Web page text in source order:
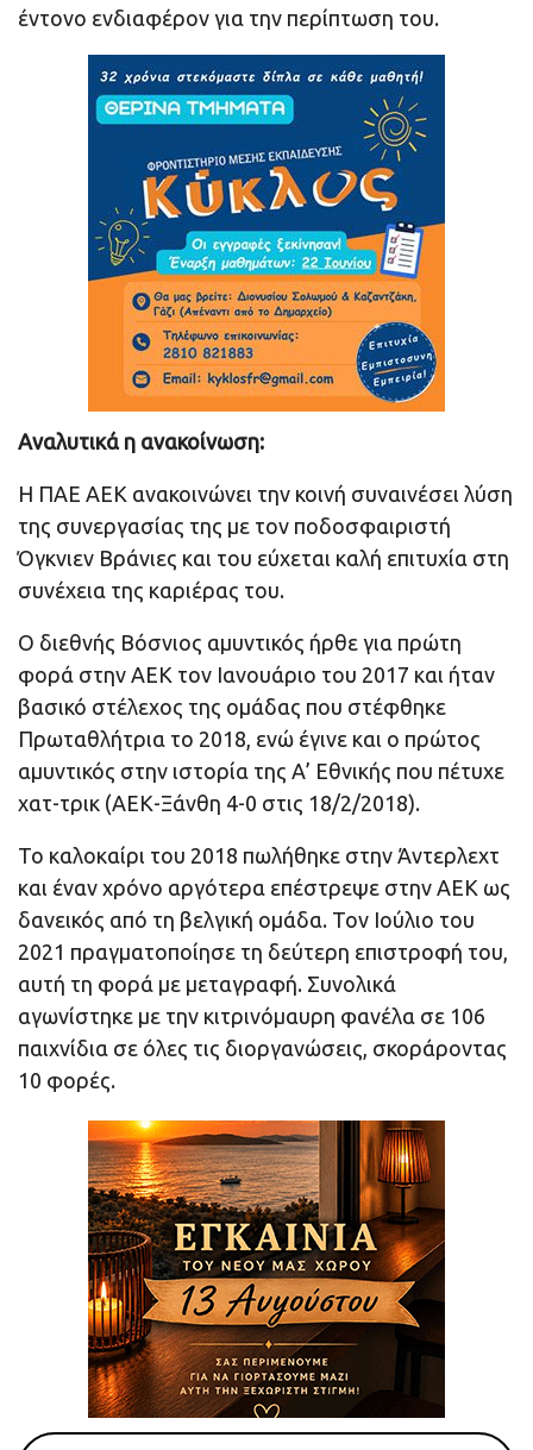
έντονο ενδιαφέρον για την περίπτωση του.
Αναλυτικά η ανακοίνωση:
Η ΠΑΕ ΑΕΚ ανακοινώνει την κοινή συναινέσει λύση
της συνεργασίας της με τον ποδοσφαιριστή
Όγκνιεν Βράνιες και του εύχεται καλή επιτυχία στη
συνέχεια της καριέρας του.
Ο διεθνής Βόσνιος αμυντικός ήρθε για πρώτη
φορά στην ΑΕΚ τον Ιανουάριο του 2017 και ήταν
βασικό στέλεχος της ομάδας που στέφθηκε
Πρωταθλήτρια το 2018, ενώ έγινε και ο πρώτος
αμυντικός στην ιστορία της Α’ Εθνικής που πέτυχε
χατ-τρικ (ΑΕΚ-Ξάνθη 4-0 στις 18/2/2018).
Το καλοκαίρι του 2018 πωλήθηκε στην Άντερλεχτ
και έναν χρόνο αργότερα επέστρεψε στην ΑΕΚ ως
δανεικός από τη βελγική ομάδα. Τον Ιούλιο του
2021 πραγματοποίησε τη δεύτερη επιστροφή του,
αυτή τη φορά με μεταγραφή. Συνολικά
αγωνίστηκε με την κιτρινόμαυρη φανέλα σε 106
παιχνίδια σε όλες τις διοργανώσεις, σκοράροντας
10 φορές.